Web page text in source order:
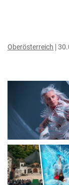
Oberösterreich